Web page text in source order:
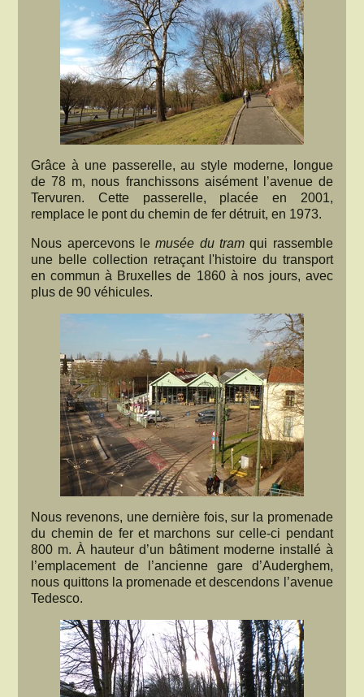
Grâce à une passerelle, au style moderne, longue
de 78 m, nous franchissons aisément l’avenue de
Tervuren. Cette passerelle, placée en 2001,
remplace le pont du chemin de fer détruit, en 1973.
Nous apercevons lemusée du tramqui rassemble
une belle collection retraçant l'histoire du transport
en commun à Bruxelles de 1860 à nos jours, avec
plus de 90 véhicules.
Nous revenons, une dernière fois, sur la promenade
du chemin de fer et marchons sur celle-ci pendant
800 m. À hauteur d’un bâtiment moderne installé à
l’emplacement de l’ancienne gare d’Auderghem,
nous quittons la promenade et descendons l’avenue
Tedesco.